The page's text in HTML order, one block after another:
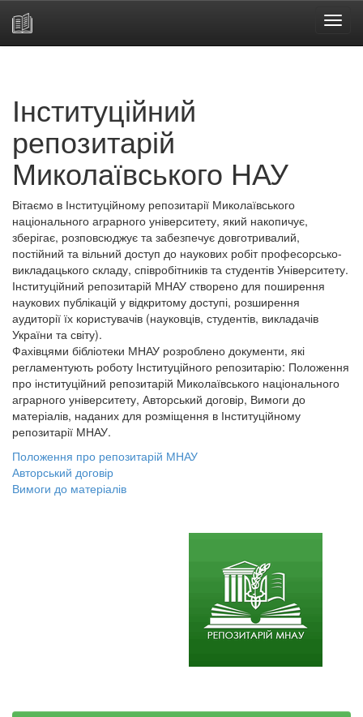
Інституційний
репозитарій
Миколаївського НАУ
Вітаємо в Інституційному репозитарії Миколаївського
національного аграрного університету, який накопичує,
зберігає, розповсюджує та забезпечує довготривалий,
постійний та вільний доступ до наукових робіт професорсько-
викладацького складу, співробітників та студентів Університету.
Інституційний репозитарій МНАУ створено для поширення
наукових публікацій у відкритому доступі, розширення
аудиторії їх користувачів (науковців, студентів, викладачів
України та світу).
Фахівцями бібліотеки МНАУ розроблено документи, які
регламентують роботу Інституційного репозитарію: Положення
про інституційний репозитарій Миколаївського національного
аграрного університету, Авторський договір, Вимоги до
матеріалів, наданих для розміщення в Інституційному
репозитарії МНАУ.
Положення про репозитарій МНАУ
Авторський договір
Вимоги до матеріалів